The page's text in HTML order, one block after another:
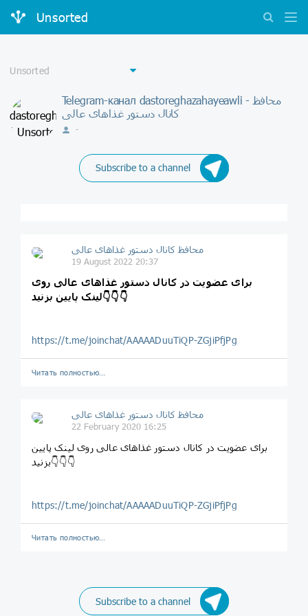
Unsorted
Telegram-канал dastoreghazahayeawli - محافظ
کانال دستور غذاهای عالی
-
Subscribe to a channel
محافظ کانال دستور غذاهای عالی
19 August 2022 20:37
برای عضویت در کانال دستور غذاهای عالی روی
لینک پایین بزنید👇👇👇
https://t.me/joinchat/AAAAADuuTiQP-ZGjiPfjPg
Читать полностью…
محافظ کانال دستور غذاهای عالی
22 February 2020 16:25
برای عضویت در کانال دستور غذاهای عالی روی لینک پایین
بزنید👇👇👇
https://t.me/joinchat/AAAAADuuTiQP-ZGjiPfjPg
Читать полностью…
Subscribe to a channel